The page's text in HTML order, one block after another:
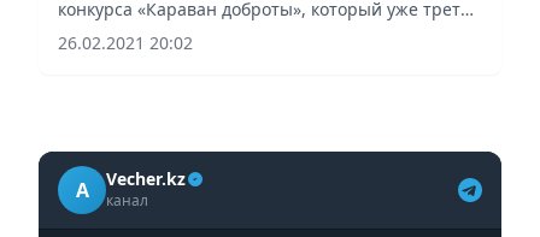
конкурса «Караван доброты», который уже третий
год подряд организуется Фондом Нурсултана
Назарбаева и Ассоциацией деловых женщин
26.02.2021 20:02
A Vecher.kz
канал